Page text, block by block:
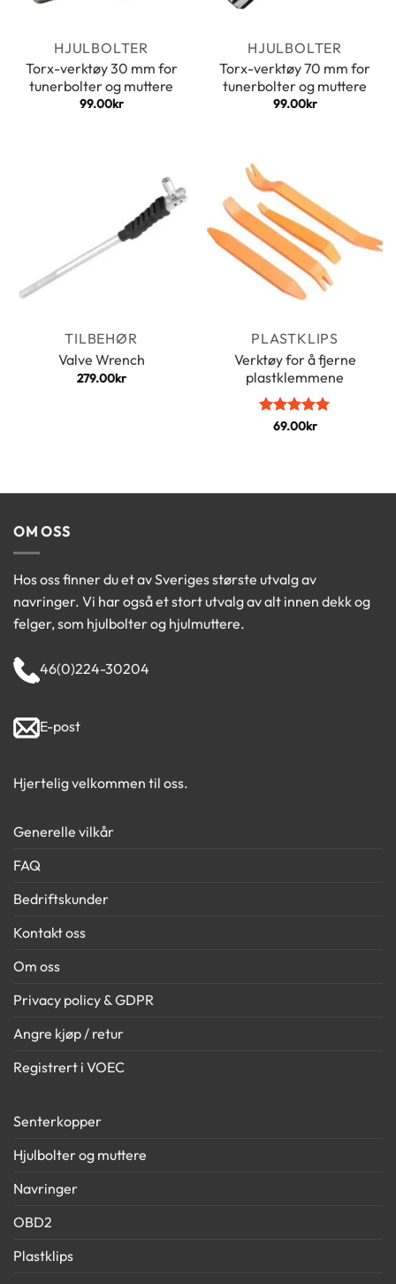
HJULBOLTER
Torx-verktøy 30 mm for
tunerbolter og muttere
99.00kr
HJULBOLTER
Torx-verktøy 70 mm for
tunerbolter og muttere
99.00kr
TILBEHØR
Valve Wrench
279.00kr
PLASTKLIPS
Verktøy for å fjerne
plastklemmene
Vurdert5
69.00kr
OM OSS
Hos oss finner du et av Sveriges største utvalg av
navringer. Vi har også et stort utvalg av alt innen dekk og
felger, som hjulbolter og hjulmuttere.
46(0)224-30204
E-post
Hjertelig velkommen til oss.
Generelle vilkår
FAQ
Bedriftskunder
Kontakt oss
Om oss
Privacy policy & GDPR
Angre kjøp / retur
Registrert i VOEC
Senterkopper
Hjulbolter og muttere
Navringer
OBD2
Plastklips